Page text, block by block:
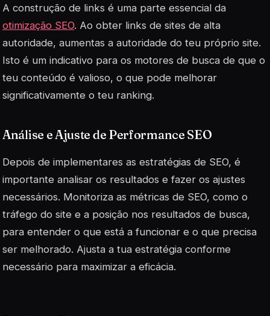
A construção de links é uma parte essencial da
otimização SEO. Ao obter links de sites de alta
autoridade, aumentas a autoridade do teu próprio site.
Isto é um indicativo para os motores de busca de que o
teu conteúdo é valioso, o que pode melhorar
significativamente o teu ranking.
Análise e Ajuste de Performance SEO
Depois de implementares as estratégias de SEO, é
importante analisar os resultados e fazer os ajustes
necessários. Monitoriza as métricas de SEO, como o
tráfego do site e a posição nos resultados de busca,
para entender o que está a funcionar e o que precisa
ser melhorado. Ajusta a tua estratégia conforme
necessário para maximizar a eficácia.